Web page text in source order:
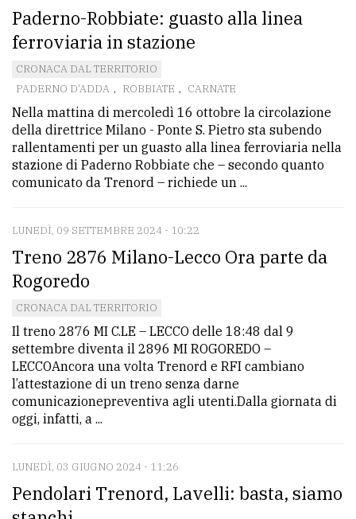
Paderno-Robbiate: guasto alla linea
ferroviaria in stazione
CRONACA DAL TERRITORIO
PADERNO D'ADDA , ROBBIATE , CARNATE
Nella mattina di mercoledì 16 ottobre la circolazione
della direttrice Milano - Ponte S. Pietro sta subendo
rallentamenti per un guasto alla linea ferroviaria nella
stazione di Paderno Robbiate che – secondo quanto
comunicato da Trenord – richiede un ...
LUNEDÌ, 09 SETTEMBRE 2024 - 10:22
Treno 2876 Milano-Lecco Ora parte da
Rogoredo
CRONACA DAL TERRITORIO
Il treno 2876 MI C.LE – LECCO delle 18:48 dal 9
settembre diventa il 2896 MI ROGOREDO –
LECCOAncora una volta Trenord e RFI cambiano
l’attestazione di un treno senza darne
comunicazionepreventiva agli utenti.Dalla giornata di
oggi, infatti, a ...
LUNEDÌ, 03 GIUGNO 2024 - 11:26
Pendolari Trenord, Lavelli: basta, siamo